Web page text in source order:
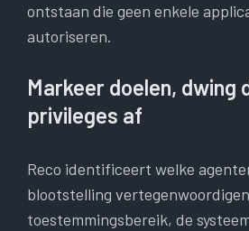
ontstaan ​​die geen enkele
autoriseren.
Markeer doelen, dwing
privileges af
Reco identificeert welke
blootstelling
toestemmingsbereik, de